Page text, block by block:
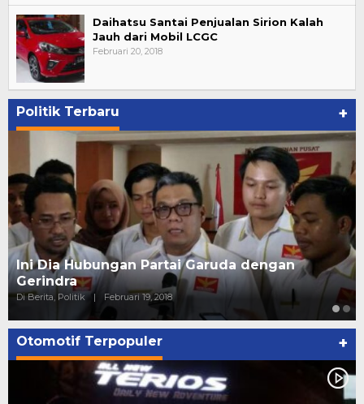
Daihatsu Santai Penjualan Sirion Kalah
Jauh dari Mobil LCGC
Februari 20, 2018
Politik Terbaru +
Ini Dia Hubungan Partai Garuda dengan
Gerindra
Di Berita, Politik | Februari 19, 2018
Otomotif Terpopuler +